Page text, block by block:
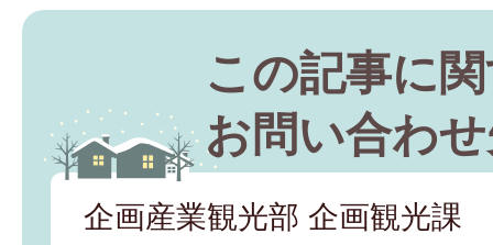
この記事に
お問い合わ
企画産業観光部 企画観光課